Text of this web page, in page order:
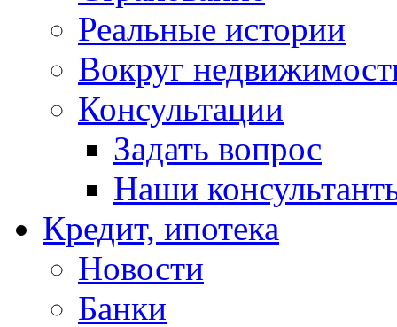
Реальные истории
Вокруг
Консультации
Задать вопрос
Наши
Кредит, ипотека
Новости
Банки